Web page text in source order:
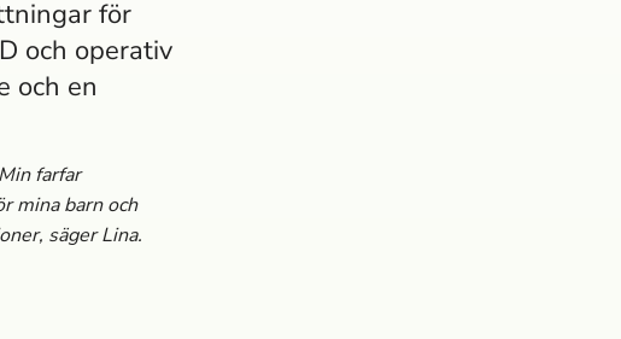
för
och operativ
och en
farfar
mina barn och
säger Lina.